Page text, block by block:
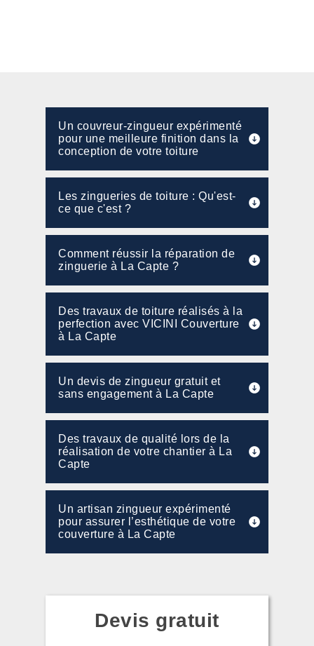
Un couvreur-zingueur expérimenté
pour une meilleure finition dans la
conception de votre toiture
Les zingueries de toiture : Qu'est-
ce que c'est ?
Comment réussir la réparation de
zinguerie à La Capte ?
Des travaux de toiture réalisés à la
perfection avec VICINI Couverture
à La Capte
Un devis de zingueur gratuit et
sans engagement à La Capte
Des travaux de qualité lors de la
réalisation de votre chantier à La
Capte
Un artisan zingueur expérimenté
pour assurer l’esthétique de votre
couverture à La Capte
Devis gratuit